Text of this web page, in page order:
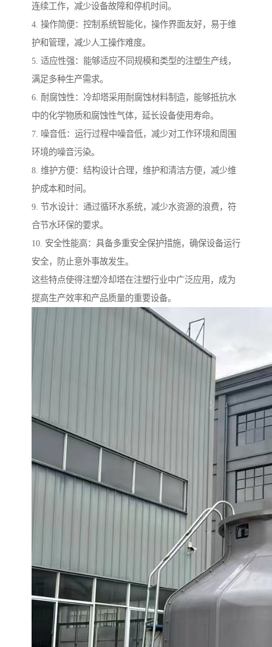
连续工作，减少设备故障和停机时间。
4. 操作简便：控制系统智能化，操作界面友好，易于维
护和管理，减少人工操作难度。
5. 适应性强：能够适应不同规模和类型的注塑生产线，
满足多种生产需求。
6. 耐腐蚀性：冷却塔采用耐腐蚀材料制造，能够抵抗水
中的化学物质和腐蚀性气体，延长设备使用寿命。
7. 噪音低：运行过程中噪音低，减少对工作环境和周围
环境的噪音污染。
8. 维护方便：结构设计合理，维护和清洁方便，减少维
护成本和时间。
9. 节水设计：通过循环水系统，减少水资源的浪费，符
合节水环保的要求。
10. 安全性能高：具备多重安全保护措施，确保设备运行
安全，防止意外事故发生。
这些特点使得注塑冷却塔在注塑行业中广泛应用，成为
提高生产效率和产品质量的重要设备。